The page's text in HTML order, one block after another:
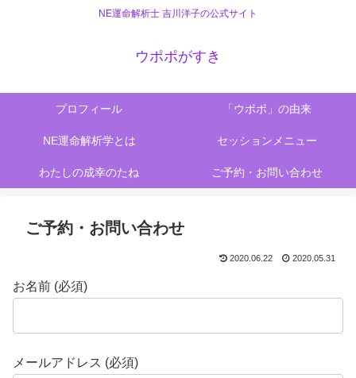
NE運命解析士 吉川洋子の公式サイト
ウポポがすき
プロフィール 「ウポポ」の由来
NE運命解析学とは セッションメニュー
わたしの成幸のたね ご予約・お問い合わせ
ご予約・お問い合わせ
2020.06.22 2020.05.31
お名前 (必須)
メールアドレス (必須)